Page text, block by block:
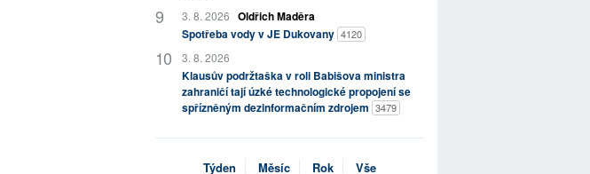
3. 8. 2026 Oldřich Maděra
Spotřeba vody v JE Dukovany 4120
3. 8. 2026
Klausův podržtaška v roli Babišova ministra
zahraničí tají úzké technologické propojení se
spřízněným dezinformačním zdrojem 3479
Týden Měsíc Rok Vše